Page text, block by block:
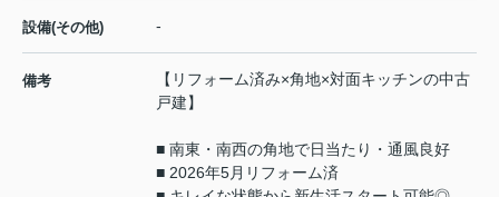
設備(その他) -
備考
【リフォーム済み×角地×対面キッチンの中古
戸建】
■ 南東・南西の角地で日当たり・通風良好
■ 2026年5月リフォーム済